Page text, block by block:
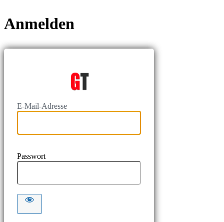
Anmelden
E-Mail-Adresse
Passwort